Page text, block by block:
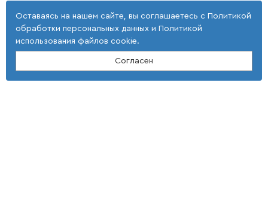
Оставаясь на нашем сайте, вы соглашаетесь с Политикой
обработки персональных данных и Политикой
использования файлов cookie.
Согласен